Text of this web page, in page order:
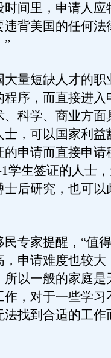
间里，申请人应
背美国的任何法
”
量短缺人才的职
序，而直接进入
科学、商业方面
，可以国家利益
申请而直接申请
学生签证的人士
后研究，也可以
专家提醒，“值
申请难度也较大
以一般的家庭是
作，对于一些学习
找到合适的工作